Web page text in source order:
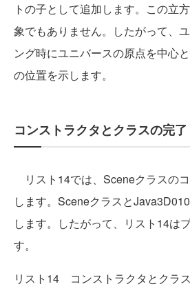
トの子として追加します。この立
象でもありません。したがって、
ング時にユニバースの原点を中心
の位置を示します。
コンストラクタとクラスの完了
リスト14では、Sceneクラスの
します。Sceneクラスと
します。したがって、リスト14は
す。
リスト14 コンストラクタとクラ